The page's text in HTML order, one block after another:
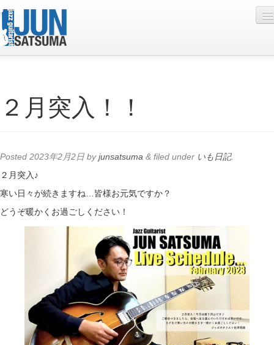
Live Schedule
Photo
Contact
２月突入！！
Posted 2023年2月2日 byjunsatsuma & filed under いも日記.
２月突入♪
寒い日々が続きますね…皆様お元気ですか？
どうぞ暖かくお過ごしください！